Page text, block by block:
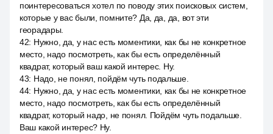
поинтересоваться хотел по поводу этих поисковых систем,
которые у вас были, помните? Да, да, да, вот эти
георадары.
42: Нужно, да, у нас есть моментики, как бы не конкретное
место, надо посмотреть, как бы есть определённый
квадрат, который ваш какой интерес. Ну.
43: Надо, не понял, пойдём чуть подальше.
44: Нужно, да, у нас есть моментики, как бы не конкретное
место, надо посмотреть, как бы есть определённый
квадрат, который надо, не понял. Пойдём чуть подальше.
Ваш какой интерес? Ну.